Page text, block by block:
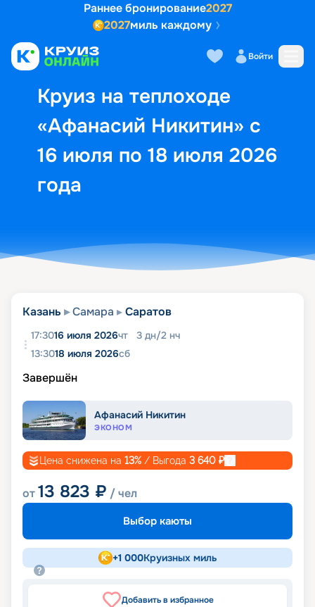
Раннее бронирование2027
2027миль каждому
Войти
Круиз на теплоходе
«Афанасий Никитин» с
16 июля по 18 июля 2026
года
Выбор кают Маршрут и
Казань Самара Саратов
17:3016 июля 2026чт 3 дн/2 нч
13:3018 июля 2026сб
Завершён
Афанасий Никитин
ЭКОНОМ
Цена снижена на 13% / Выгода 3 640 ₽
от13 823 ₽ / чел
Выбор каюты
+1 000Круизных миль
Добавить в избранное